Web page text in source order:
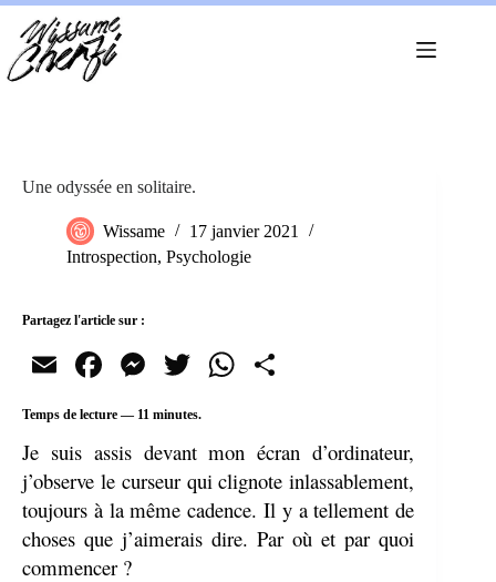
Passer
contenu
Une odyssée en solitaire.
Wissame
17 janvier 2021
Introspection, Psychologie
Partagez l'article sur :
E
m
Fa
ok
M
es
se
ng
er
T
r
W
A
pp
er
Temps de lecture — 11 minutes.
Je suis assis devant mon écran d’ordinateur,
j’observe le curseur qui clignote inlassablement,
toujours à la même cadence. Il y a tellement de
choses que j’aimerais dire. Par où et par quoi
commencer ?